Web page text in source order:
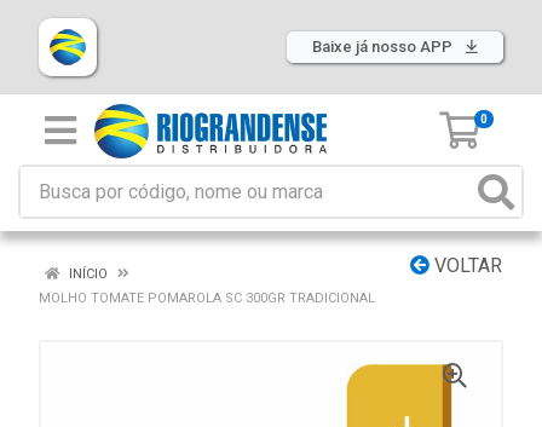
Baixe já nosso APP
0
VOLTAR
INÍCIO
MOLHO TOMATE POMAROLA SC 300GR TRADICIONAL